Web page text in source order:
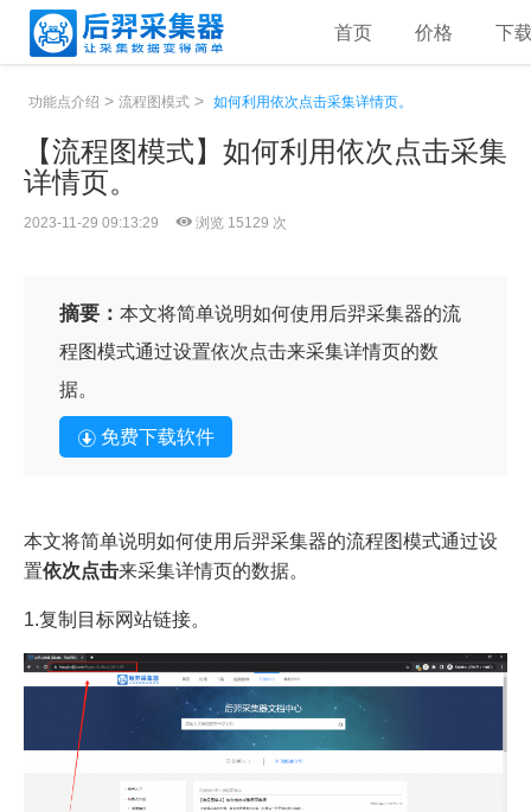
首页 价格 下
功能点介绍 > 流程图模式 > 如何利用依次点击采集详情页。
【流程图模式】如何利用依次点击采集
详情页。
2023-11-29 09:13:29 浏览 15129 次
摘要： 本文将简单说明如何使用后羿采集器的流
程图模式通过设置依次点击来采集详情页的数
据。
免费下载软件
本文将简单说明如何使用后羿采集器的流程图模式通过设
置依次点击来采集详情页的数据。
1.复制目标网站链接。